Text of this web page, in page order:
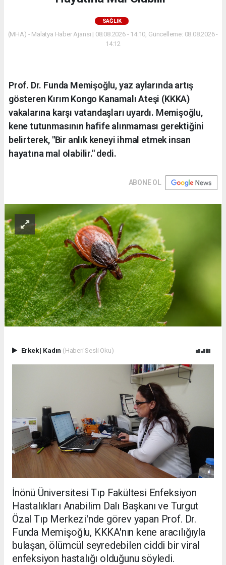
SAĞLIK
(MHA) - Malatya Haber Ajansı | 08.08.2026 - 14:10, Güncelleme: 08.08.2026 -
14:12
Prof. Dr. Funda Memişoğlu, yaz aylarında artış
gösteren Kırım Kongo Kanamalı Ateşi (KKKA)
vakalarına karşı vatandaşları uyardı. Memişoğlu,
kene tutunmasının hafife alınmaması gerektiğini
belirterek, "Bir anlık keneyi ihmal etmek insan
hayatına mal olabilir." dedi.
ABONE OL
Erkek| Kadın (Haberi Sesli Oku)
İnönü Üniversitesi Tıp Fakültesi Enfeksiyon
Hastalıkları Anabilim Dalı Başkanı ve Turgut
Özal Tıp Merkezi'nde görev yapan Prof. Dr.
Funda Memişoğlu, KKKA'nın kene aracılığıyla
bulaşan, ölümcül seyredebilen ciddi bir viral
enfeksiyon hastalığı olduğunu söyledi.